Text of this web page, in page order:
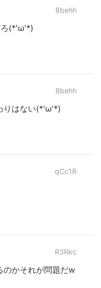
8behh
ろ(*'ω'*)
8behh
りはない(*'ω'*)
qCc1R
R3Rkc
のかそれが問題だw